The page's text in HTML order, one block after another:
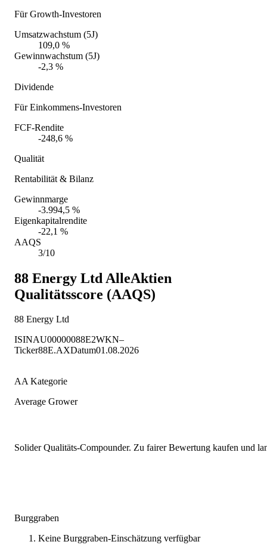
Für Growth-Investoren
Umsatzwachstum (5J)
109,0 %
Gewinnwachstum (5J)
-2,3 %
Dividende
Für Einkommens-Investoren
FCF-Rendite
-248,6 %
Qualität
Rentabilität & Bilanz
Gewinnmarge
-3.994,5 %
Eigenkapitalrendite
-22,1 %
AAQS
3/10
88 Energy Ltd AlleAktien
Qualitätsscore (AAQS)
88 Energy Ltd
ISINAU00000088E2WKN–
Ticker88E.AXDatum01.08.2026
AA Kategorie
Average Grower
Solider Qualitäts-Compounder. Zu fairer Bewertung kaufen und
Burggraben
Keine Burggraben-Einschätzung verfügbar